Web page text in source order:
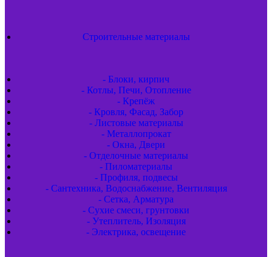
Строительные материалы
- Блоки, кирпич
- Котлы, Печи, Отопление
- Крепёж
- Кровля, Фасад, Забор
- Листовые материалы
- Металлопрокат
- Окна, Двери
- Отделочные материалы
- Пиломатериалы
- Профиля, подвесы
- Сантехника, Водоснабжение, Вентиляция
- Сетка, Арматура
- Сухие смеси, грунтовки
- Утеплитель, Изоляция
- Электрика, освещение